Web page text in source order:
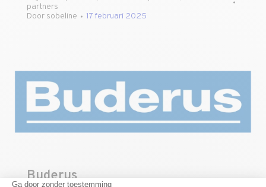
partners
Door sobeline 17 februari 2025
Buderus